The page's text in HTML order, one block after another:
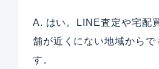
A. はい。LINE査定や宅配
舗が近くにない地域から
す。